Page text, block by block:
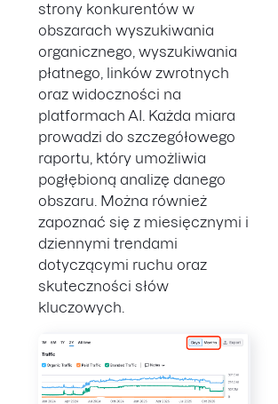
strony konkurentów w
obszarach wyszukiwania
organicznego, wyszukiwania
płatnego, linków zwrotnych
oraz widoczności na
platformach AI. Każda miara
prowadzi do szczegółowego
raportu, który umożliwia
pogłębioną analizę danego
obszaru. Można również
zapoznać się z miesięcznymi i
dziennymi trendami
dotyczącymi ruchu oraz
skuteczności słów
kluczowych.